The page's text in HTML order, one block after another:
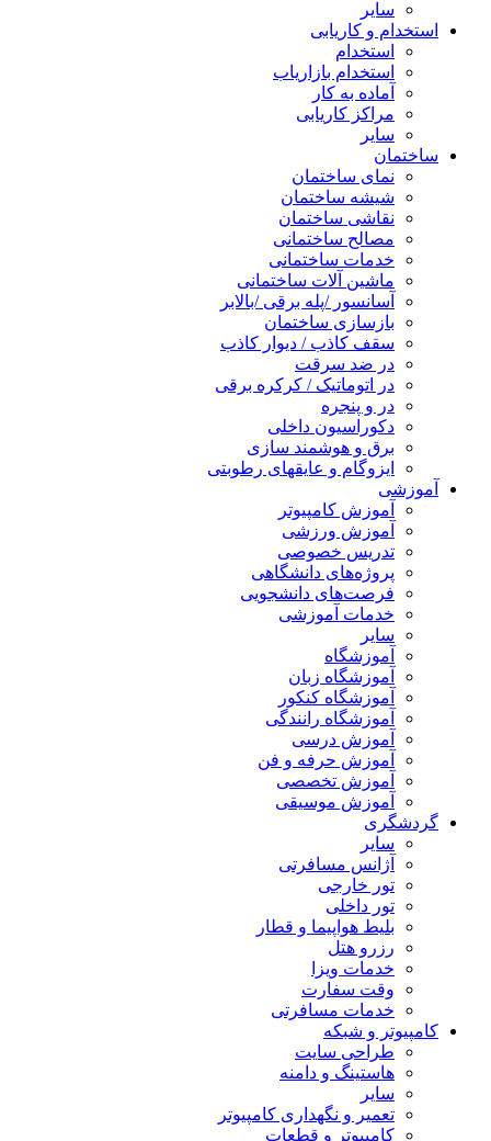
و کاریابی
استخدام
استخدام بازاریاب
آماده به کار
مراکز کاریابی
نمای ساختمان
شیشه ساختمان
نقاشی ساختمان
مصالح ساختمانی
خدمات ساختمانی
ماشین آلات ساختمانی
آسانسور /پله برقی /بالابر
بازسازی ساختمان
سقف کاذب / دیوار کاذب
در ضد سرقت
در اتوماتیک / کرکره برقی
در و پنجره
دکوراسیون داخلی
برق و هوشمند سازی
ایزوگام و عایقهای رطوبتی
آموزش کامپیوتر
آموزش ورزشی
تدریس خصوصی
پروژه‌های دانشگاهی
فرصت‌های دانشجویی
خدمات آموزشی
آموزشگاه
آموزشگاه زبان
آموزشگاه کنکور
آموزشگاه رانندگی
آموزش درسی
آموزش حرفه و فن
آموزش تخصصی
آموزش موسیقی
آژانس مسافرتی
تور خارجی
تور داخلی
بلیط هواپیما و قطار
رزرو هتل
خدمات ویزا
وقت سفارت
خدمات مسافرتی
و شبکه
طراحی سایت
هاستینگ و دامنه
تعمیر و نگهداری کامپیوتر
کامپیوتر و قطعات